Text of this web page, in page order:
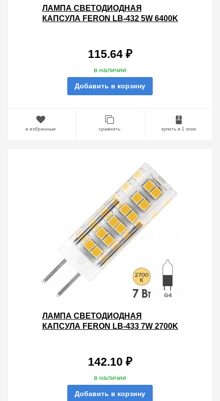
ЛАМПА СВЕТОДИОДНАЯ
КАПСУЛА FERON LB-432 5W 6400K
115.64 ₽
в наличии
Добавить в корзину
в избранные сравнить купить в 1 клик
ЛАМПА СВЕТОДИОДНАЯ
КАПСУЛА FERON LB-433 7W 2700K
142.10 ₽
в наличии
Добавить в корзину